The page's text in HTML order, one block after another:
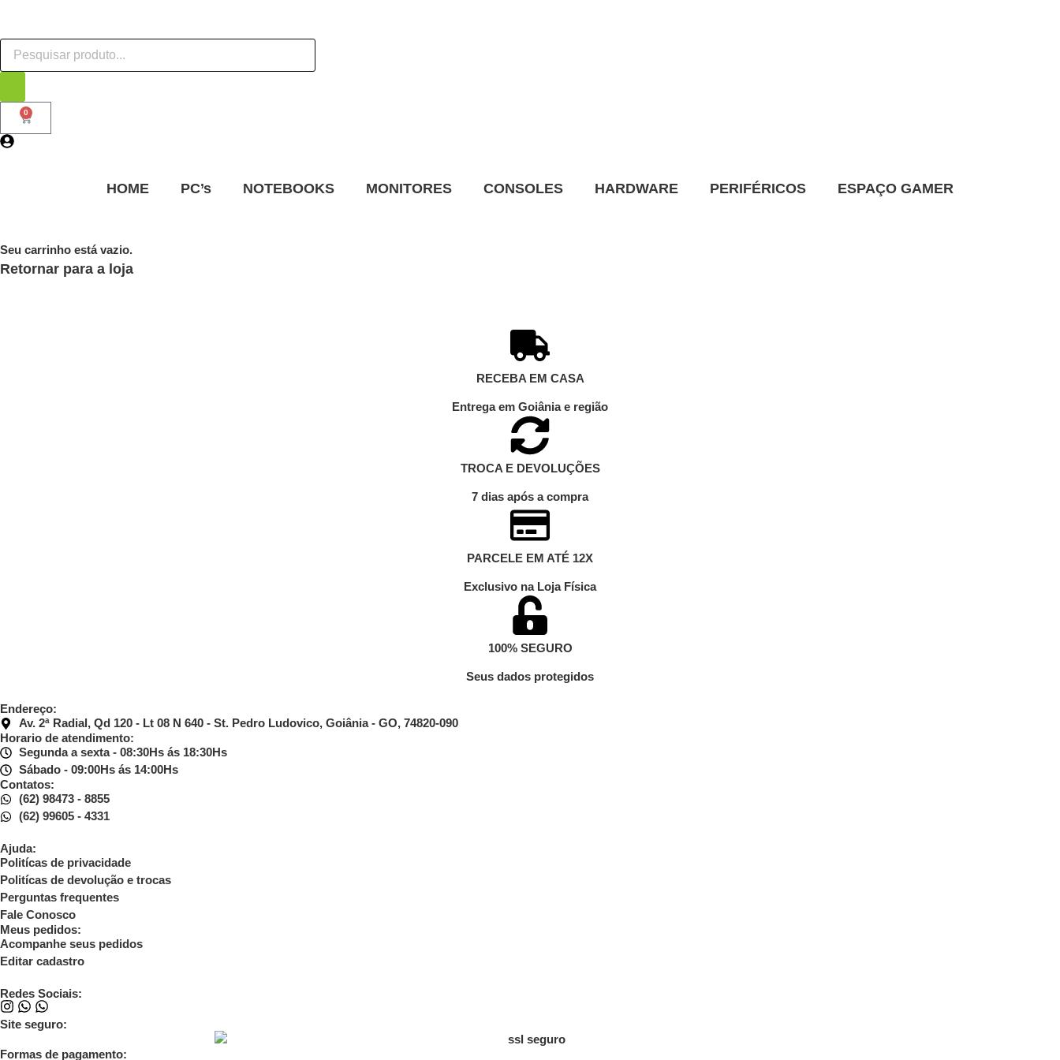
0
HOME PC’s NOTEBOOKS MONITORES CONSOLES HARDWARE PERIFÉRICOS ESPAÇO GAMER
Seu carrinho está vazio.
Retornar para a loja
RECEBA EM CASA
Entrega em Goiânia e região
TROCA E DEVOLUÇÕES
7 dias após a compra
PARCELE EM ATÉ 12X
Exclusivo na Loja Física
100% SEGURO
Seus dados protegidos
Endereço:
Av. 2ª Radial, Qd 120 - Lt 08 N 640 - St. Pedro Ludovico, Goiânia - GO, 74820-090
Horario de atendimento:
Segunda a sexta - 08:30Hs ás 18:30Hs
Sábado - 09:00Hs ás 14:00Hs
Contatos:
(62) 98473 - 8855
(62) 99605 - 4331
Ajuda:
Politícas de privacidade
Politícas de devolução e trocas
Perguntas frequentes
Fale Conosco
Meus pedidos:
Acompanhe seus pedidos
Editar cadastro
Redes Sociais:
Site seguro:
Formas de pagamento: